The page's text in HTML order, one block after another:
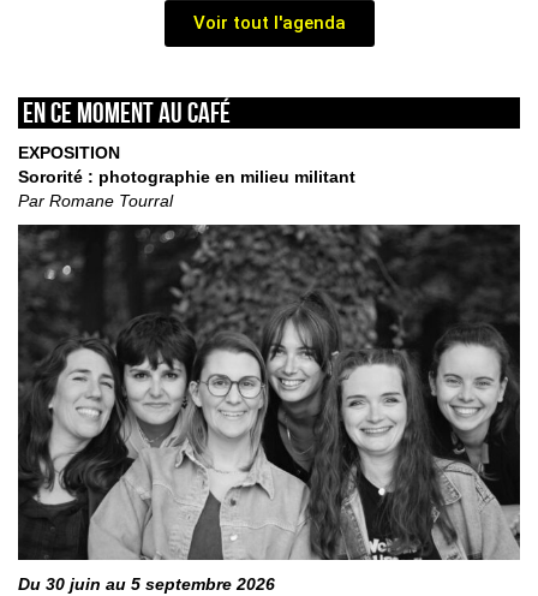
Voir tout l'agenda
En ce moment au café
EXPOSITION
Sororité : photographie en milieu militant
Par Romane Tourral
Du 30 juin au 5 septembre 2026